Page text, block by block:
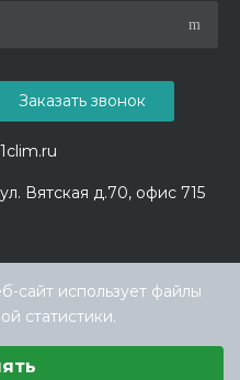
Вятская д.70, офис 715
Заказать звонок
сайт использует файлы
статистики.